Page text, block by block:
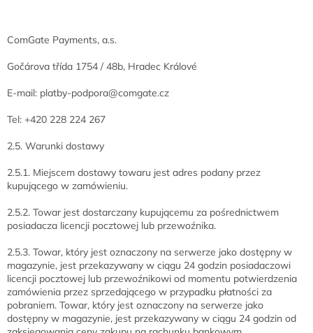
ComGate Payments, a.s.
Gočárova třída 1754 / 48b, Hradec Králové
E-mail: platby-podpora@comgate.cz
Tel: +420 228 224 267
2.5. Warunki dostawy
2.5.1. Miejscem dostawy towaru jest adres podany przez
kupującego w zamówieniu.
2.5.2. Towar jest dostarczany kupującemu za pośrednictwem
posiadacza licencji pocztowej lub przewoźnika.
2.5.3. Towar, który jest oznaczony na serwerze jako dostępny w
magazynie, jest przekazywany w ciągu 24 godzin posiadaczowi
licencji pocztowej lub przewoźnikowi od momentu potwierdzenia
zamówienia przez sprzedającego w przypadku płatności za
pobraniem. Towar, który jest oznaczony na serwerze jako
dostępny w magazynie, jest przekazywany w ciągu 24 godzin od